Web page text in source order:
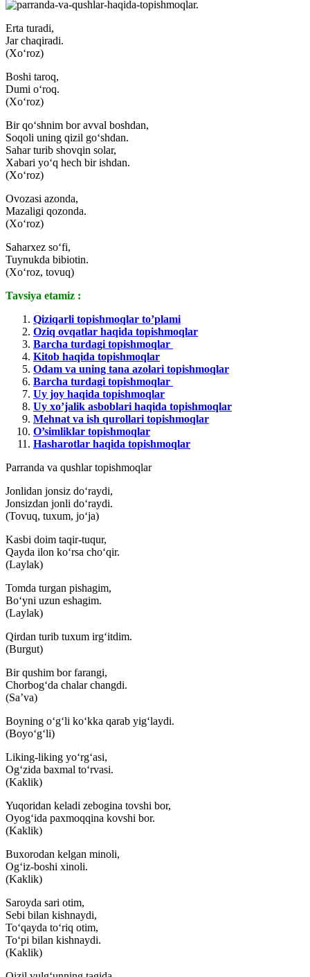
Erta turadi,
Jar chaqiradi.
(Xo‘roz)
Boshi taroq,
Dumi o‘roq.
(Xo‘roz)
Bir qo‘shnim bor avval boshdan,
Soqoli uning qizil go‘shdan.
Sahar turib shovqin solar,
Xabari yo‘q hech bir ishdan.
(Xo‘roz)
Ovozasi azonda,
Mazaligi qozonda.
(Xo‘roz)
Saharxez so‘fi,
Tuynukda bibiotin.
(Xo‘roz, tovuq)
Tavsiya etamiz :
Qiziqarli topishmoqlar to’plami
Oziq ovqatlar haqida topishmoqlar
Barcha turdagi topishmoqlar
Kitob haqida topishmoqlar
Odam va uning tana azolari topishmoqlar
Barcha turdagi topishmoqlar
Uy joy haqida topishmoqlar
Uy xo’jalik asboblari haqida topishmoqlar
Mehnat va ish qurollari topishmoqlar
O’simliklar topishmoqlar
Hasharotlar haqida topishmoqlar
Parranda va qushlar topishmoqlar
Jonlidan jonsiz do‘raydi,
Jonsizdan jonli do‘raydi.
(Tovuq, tuxum, jo‘ja)
Kasbi doim taqir-tuqur,
Qayda ilon ko‘rsa cho‘qir.
(Laylak)
Tomda turgan pishagim,
Bo‘yni uzun eshagim.
(Laylak)
Qirdan turib tuxum irg‘itdim.
(Burgut)
Bir qushim bor farangi,
Chorbog‘da chalar changdi.
(Sa’va)
Boyning o‘g‘li ko‘kka qarab yig‘laydi.
(Boyo‘g‘li)
Liking-liking yo‘rg‘asi,
Og‘zida baxmal to‘rvasi.
(Kaklik)
Yuqoridan keladi zebogina tovshi bor,
Oyog‘ida paxmoqqina kovshi bor.
(Kaklik)
Buxorodan kelgan minoli,
Og‘iz-boshi xinoli.
(Kaklik)
Saroyda sari otim,
Sebi bilan kishnaydi,
To‘qayda to‘riq otim,
To‘pi bilan kishnaydi.
(Kaklik)